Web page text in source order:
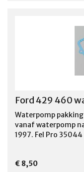
CAPRI 1980-1986
MERCURY
MARQUIS 1979-
MERCURY
Ford 429 460
Waterpomp
vanaf waterpomp
1997. Fel Pro 35044
€ 8,50